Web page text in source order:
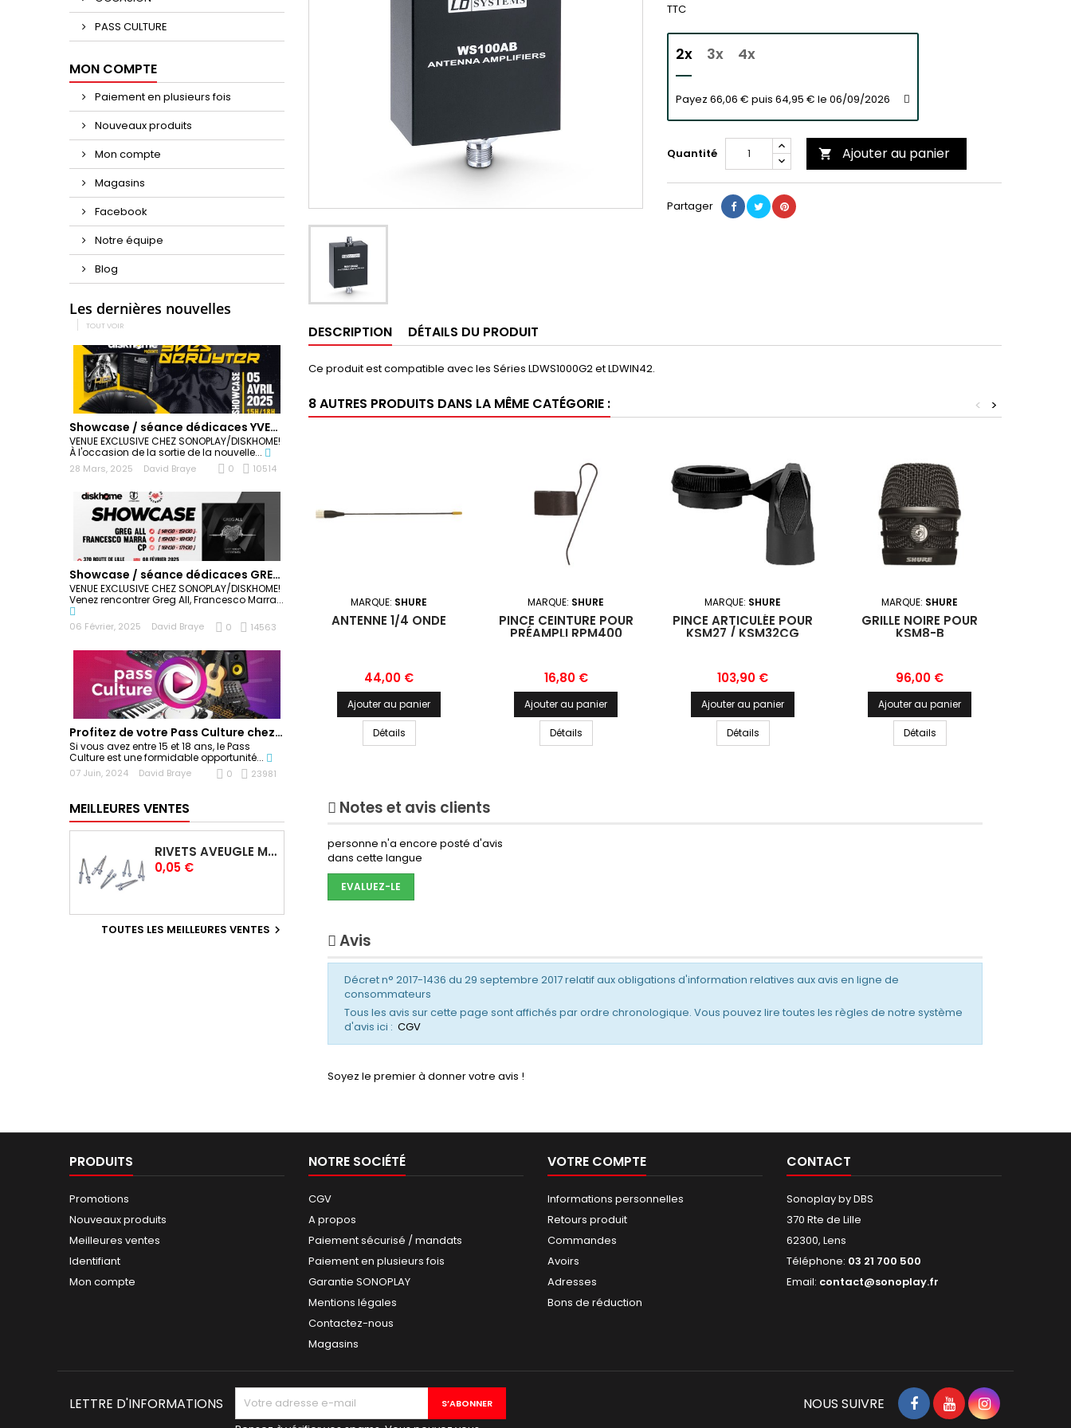
PASS CULTURE
MON COMPTE
Paiement en plusieurs fois
Nouveaux produits
Mon compte
Magasins
Facebook
Notre équipe
Blog
Les dernières nouvelles
TOUT VOIR
Showcase / séance dédicaces YVES DERUYTER
VENUE EXCLUSIVE CHEZ SONOPLAY/DISKHOME!
À l'occasion de la sortie de la nouvelle...
28 Mars, 2025 David Braye 10514
0
Showcase / séance dédicaces GREG ALL
VENUE EXCLUSIVE CHEZ SONOPLAY/DISKHOME!
Venez rencontrer Greg All, Francesco Marra...
06 Février, 2025 David Braye 14563
0
Profitez de votre Pass Culture chez Sonoplay !
Si vous avez entre 15 et 18 ans, le Pass
Culture est une formidable opportunité...
07 Juin, 2024 David Braye 23981
0
MEILLEURES VENTES
RIVETS AVEUGLE MULTIGRIP 4,0 X 12,5 MM
Prix
0,05 €
TOUTES LES MEILLEURES VENTES 
TTC
2x 3x 4x
Payez 66,06 € puis 64,95 € le 06/09/2026
Quantité  Ajouter au panier
Partager
DESCRIPTION DÉTAILS DU PRODUIT
Ce produit est compatible avec les Séries LDWS1000G2 et LDWIN42.
8 AUTRES PRODUITS DANS LA MÊME CATÉGORIE : >
<
MARQUE: SHURE
ANTENNE 1/4 ONDE
Prix
44,00 €
Ajouter au panier
Détails
MARQUE: SHURE
PINCE CEINTURE POUR
PRÉAMPLI RPM400
Prix
16,80 €
Ajouter au panier
Détails
MARQUE: SHURE
PINCE ARTICULÉE POUR
KSM27 / KSM32CG
Prix
103,90 €
Ajouter au panier
Détails
MARQUE: SHURE
GRILLE NOIRE POUR
KSM8-B
Prix
96,00 €
Ajouter au panier
Détails
Notes et avis clients
personne n'a encore posté d'avis
dans cette langue
EVALUEZ-LE
Avis
Décret n° 2017-1436 du 29 septembre 2017 relatif aux obligations d'information relatives aux avis en ligne de
consommateurs
Tous les avis sur cette page sont affichés par ordre chronologique. Vous pouvez lire toutes les règles de notre système
d'avis ici : CGV
Soyez le premier à donner votre avis !
PRODUITS
Promotions
Nouveaux produits
Meilleures ventes
Identifiant
Mon compte
NOTRE SOCIÉTÉ
CGV
A propos
Paiement sécurisé / mandats
Paiement en plusieurs fois
Garantie SONOPLAY
Mentions légales
Contactez-nous
Magasins
VOTRE COMPTE
Informations personnelles
Retours produit
Commandes
Avoirs
Adresses
Bons de réduction
CONTACT
Sonoplay by DBS
370 Rte de Lille
62300, Lens
Téléphone: 03 21 700 500
Email: contact@sonoplay.fr
LETTRE D'INFORMATIONS NOUS SUIVRE